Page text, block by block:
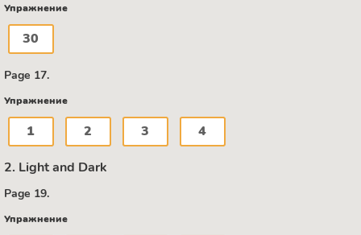
Упражнение
30
Page 17.
Упражнение
1 2 3 4
2. Light and Dark
Page 19.
Упражнение